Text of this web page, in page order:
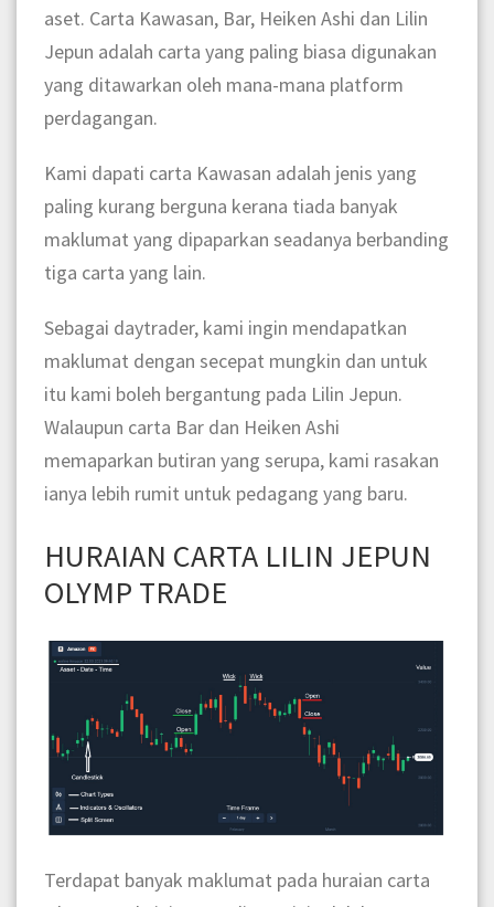
aset. Carta Kawasan, Bar, Heiken Ashi dan Lilin
Jepun adalah carta yang paling biasa digunakan
yang ditawarkan oleh mana-mana platform
perdagangan.
Kami dapati carta Kawasan adalah jenis yang
paling kurang berguna kerana tiada banyak
maklumat yang dipaparkan seadanya berbanding
tiga carta yang lain.
Sebagai daytrader, kami ingin mendapatkan
maklumat dengan secepat mungkin dan untuk
itu kami boleh bergantung pada Lilin Jepun.
Walaupun carta Bar dan Heiken Ashi
memaparkan butiran yang serupa, kami rasakan
ianya lebih rumit untuk pedagang yang baru.
HURAIAN CARTA LILIN JEPUN
OLYMP TRADE
Terdapat banyak maklumat pada huraian carta